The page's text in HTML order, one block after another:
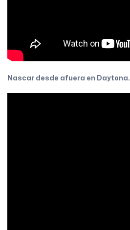
Nascar desde afuera en Daytona.